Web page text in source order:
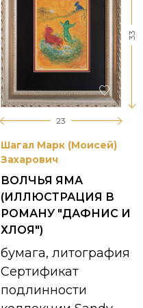
23
33
Шагал Марк (Моисей)
Захарович
ВОЛЧЬЯ ЯМА
(ИЛЛЮСТРАЦИЯ В
РОМАНУ "ДАФНИС И
ХЛОЯ")
бумага, литография
Сертификат
подлинности